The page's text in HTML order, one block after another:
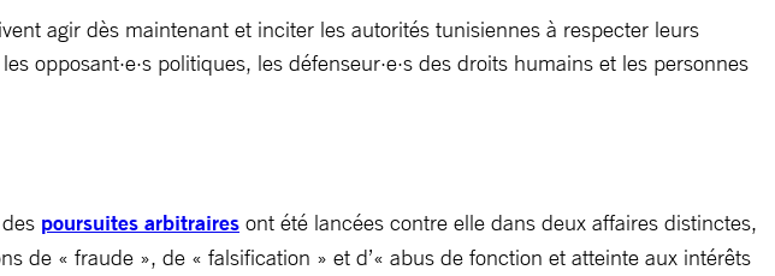
agir dès maintenant et inciter les autorités tunisiennes à respecter leurs
politiques, les défenseur·e·s des droits humains et les personnes
poursuites arbitraires ont été lancées contre elle dans deux affaires distinctes,
de « fraude », de « falsification » et d’« abus de fonction et atteinte aux intérêts